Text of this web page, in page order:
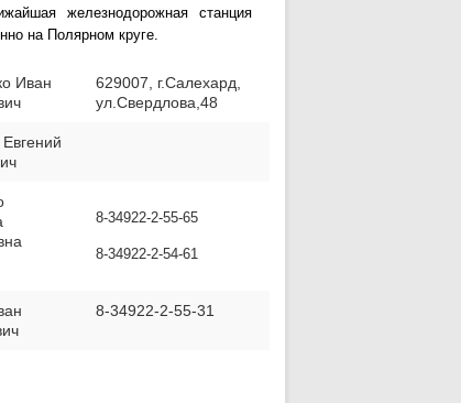
железнодорожная станция
на Полярном круге.
Иван
629007, г.Салехард,
ул.Свердлова,48
8-34922-2-55-65
8-34922-2-54-61
8-34922-2-55-31